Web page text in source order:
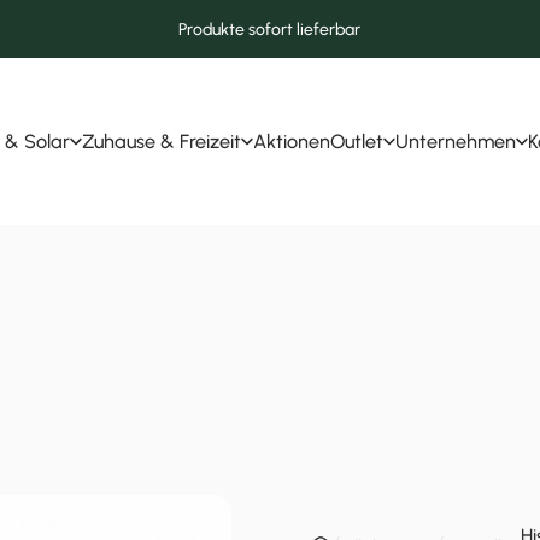
Produkte sofort lieferbar
& Solar Zuhause & Freizeit AktionenOutlet Unternehmen